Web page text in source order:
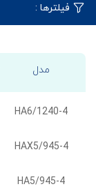
فیلترها :
مدل
HA6/1240-4
HAX5/945-4
HA5/945-4